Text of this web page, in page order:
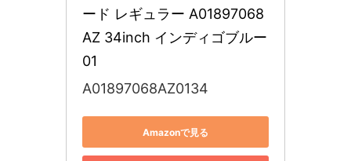
ード レギュラー A01897068
AZ 34inch インディゴブルー
01
A01897068AZ0134
Amazonで見る